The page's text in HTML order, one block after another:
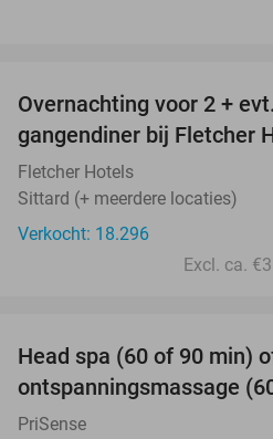
Overnachting voor 2 +
gangendiner bij Fletcher
Fletcher Hotels
Sittard (+ meerdere locaties)
Verkocht: 18.296
Excl. ca.
Head spa (60 of 90 min)
ontspanningsmassage
PriSense